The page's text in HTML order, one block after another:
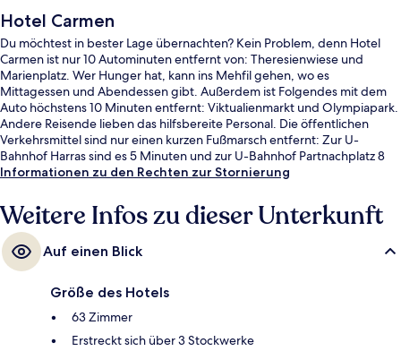
Hotel Carmen
Du möchtest in bester Lage übernachten? Kein Problem, denn Hotel
Carmen ist nur 10 Autominuten entfernt von: Theresienwiese und
Marienplatz. Wer Hunger hat, kann ins Mehfil gehen, wo es
Mittagessen und Abendessen gibt. Außerdem ist Folgendes mit dem
Auto höchstens 10 Minuten entfernt: Viktualienmarkt und Olympiapark.
Andere Reisende lieben das hilfsbereite Personal. Die öffentlichen
Verkehrsmittel sind nur einen kurzen Fußmarsch entfernt: Zur U-
Bahnhof Harras sind es 5 Minuten und zur U-Bahnhof Partnachplatz 8
Minuten.
Informationen zu den Rechten zur Stornierung
Weitere Infos zu dieser Unterkunft
Auf einen Blick
Größe des Hotels
63 Zimmer
Erstreckt sich über 3 Stockwerke